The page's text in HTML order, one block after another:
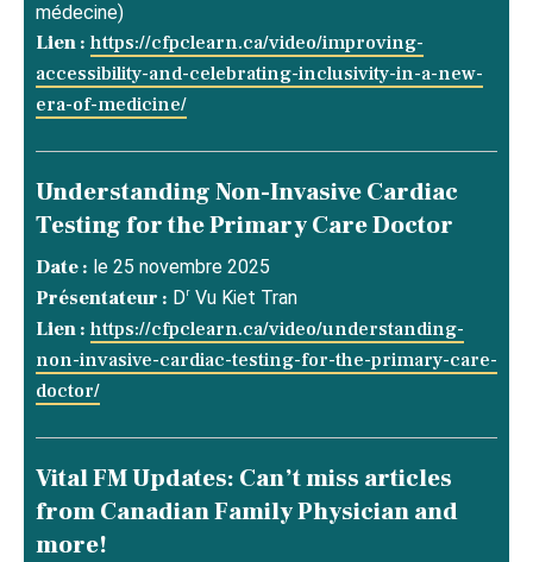
médecine)
Lien : https://cfpclearn.ca/video/improving-
accessibility-and-celebrating-inclusivity-in-a-new-
era-of-medicine/
Understanding Non-Invasive Cardiac
Testing for the Primary Care Doctor
Date : le 25 novembre 2025
Présentateur : Dr Vu Kiet Tran
Lien : https://cfpclearn.ca/video/understanding-
non-invasive-cardiac-testing-for-the-primary-care-
doctor/
Vital FM Updates: Can’t miss articles
from Canadian Family Physician and
more!